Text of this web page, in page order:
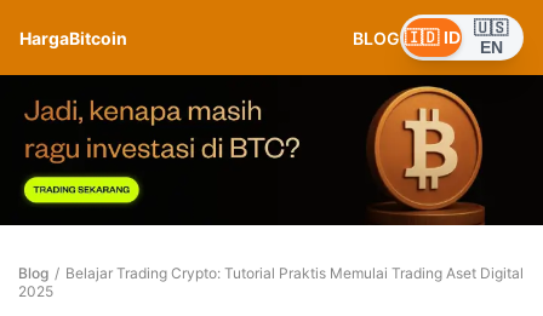
HargaBitcoin BLOG 🇮🇩 ID
🇺🇸
EN
Blog / Belajar Trading Crypto: Tutorial Praktis Memulai Trading Aset Digital
2025